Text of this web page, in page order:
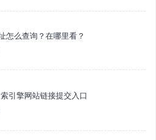
怎么查询？在哪里看？
引擎网站链接提交入口